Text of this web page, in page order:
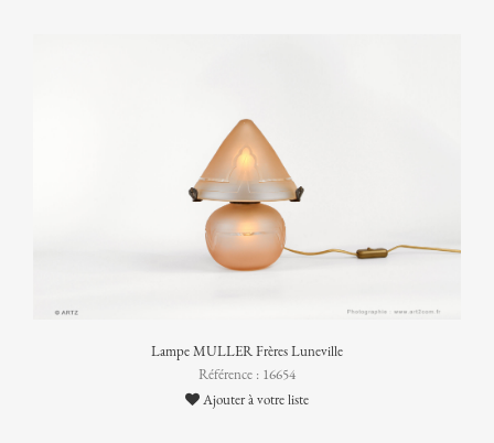
Lampe MULLER Frères Luneville
Référence : 16654
Ajouter à votre liste